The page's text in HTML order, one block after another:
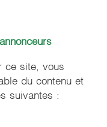
ce site, vous
du contenu et
suivantes :